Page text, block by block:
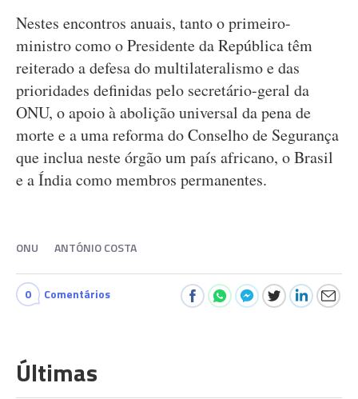
Nestes encontros anuais, tanto o primeiro-
ministro como o Presidente da República têm
reiterado a defesa do multilateralismo e das
prioridades definidas pelo secretário-geral da
ONU, o apoio à abolição universal da pena de
morte e a uma reforma do Conselho de Segurança
que inclua neste órgão um país africano, o Brasil
e a Índia como membros permanentes.
ONU ANTÓNIO COSTA
0 Comentários
Últimas